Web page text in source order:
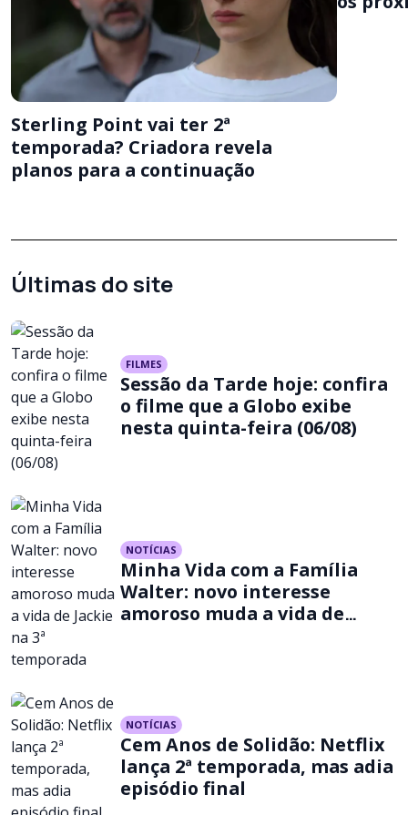
Sterling Point vai ter 2ª
temporada? Criadora revela
planos para a continuação
Últimas do site
FILMES
Sessão da Tarde hoje: confira
o filme que a Globo exibe
nesta quinta-feira (06/08)
NOTÍCIAS
Minha Vida com a Família
Walter: novo interesse
amoroso muda a vida de
NOTÍCIAS
Cem Anos de Solidão: Netflix
lança 2ª temporada, mas adia
episódio final